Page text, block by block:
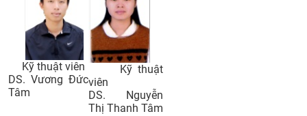
Kỹ thuật viên
DS. Vương Đức
Tâm
Kỹ thuật
viên
DS. Nguyễn
Thị Thanh Tâm